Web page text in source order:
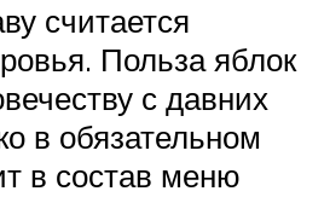
считается
Польза яблок
с давних
в обязательном
в состав меню